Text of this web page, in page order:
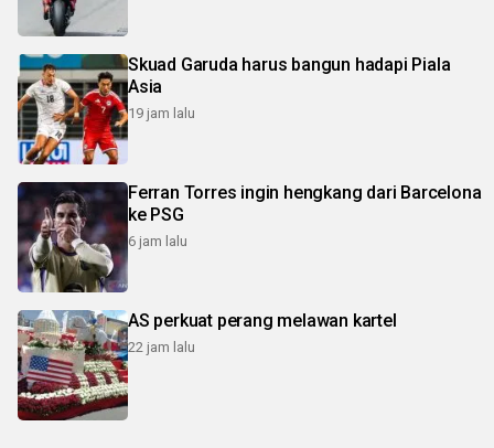
Skuad Garuda harus bangun hadapi Piala
Asia
19 jam lalu
Ferran Torres ingin hengkang dari Barcelona
ke PSG
6 jam lalu
AS perkuat perang melawan kartel
22 jam lalu